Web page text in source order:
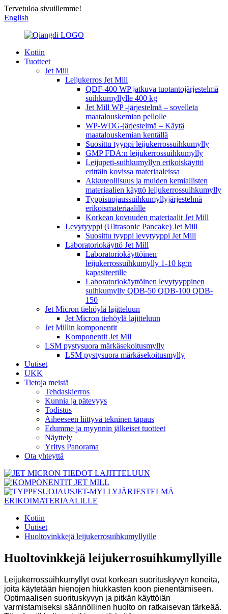
Tervetuloa sivuillemme!
English
Kotiin
Tuotteet
Jet Mill
Leijukerros Jet Mill
QDF-400 WP jatkuva tuotantojärjestelmä
suihkumyllylle 400 kg
Jet Mill WP -järjestelmä – sovelleta
maatalouskemian pellolle
WP-WDG-järjestelmä – Käytä
maatalouskemian kentällä
Suosittu tyyppi leijukerrossuihkumylly
GMP FDA:n leijukerrossuihkumylly
Leijupeti-suihkumyllyn erikoiskäyttö
erittäin kovissa materiaaleissa
Akkuteollisuus ja muiden kemiallisten
materiaalien käyttö leijukerrossuihkumylly
Typpisuojaussuihkumyllyjärjestelmä
erikoismateriaalille
Korkean kovuuden materiaalit Jet Mill
Levytyyppi (Ultrasonic Pancake) Jet Mill
Suosittu tyyppi levytyyppi Jet Mill
Laboratoriokäyttö Jet Mill
Laboratoriokäyttöinen
leijukerrossuihkumylly 1-10 kg:n
kapasiteetille
Laboratoriokäyttöinen levytyyppinen
suihkumylly QDB-50 QDB-100 QDB-
150
Jet Micron tiehöylä lajitteluun
Jet Micron tiehöylä lajitteluun
Jet Millin komponentit
Komponentit Jet Mil
LSM pystysuora märkäsekoitusmylly
LSM pystysuora märkäsekoitusmylly
Uutiset
UKK
Tietoja meistä
Tehdaskierros
Kunnia ja pätevyys
Todistus
Aiheeseen liittyvä tekninen tapaus
Edumme ja myynnin jälkeiset tuotteet
Näyttely
Yritys Panorama
Ota yhteyttä
Kotiin
Uutiset
Huoltovinkkejä leijukerrosuihkumyllyille
Huoltovinkkejä leijukerrosuihkumyllyille
Leijukerrossuihkumyllyt ovat korkean suorituskyvyn koneita,
joita käytetään hienojen hiukkasten koon pienentämiseen.
Optimaalisen suorituskyvyn ja pitkän käyttöiän
varmistamiseksi säännöllinen huolto on ratkaisevan tärkeää.